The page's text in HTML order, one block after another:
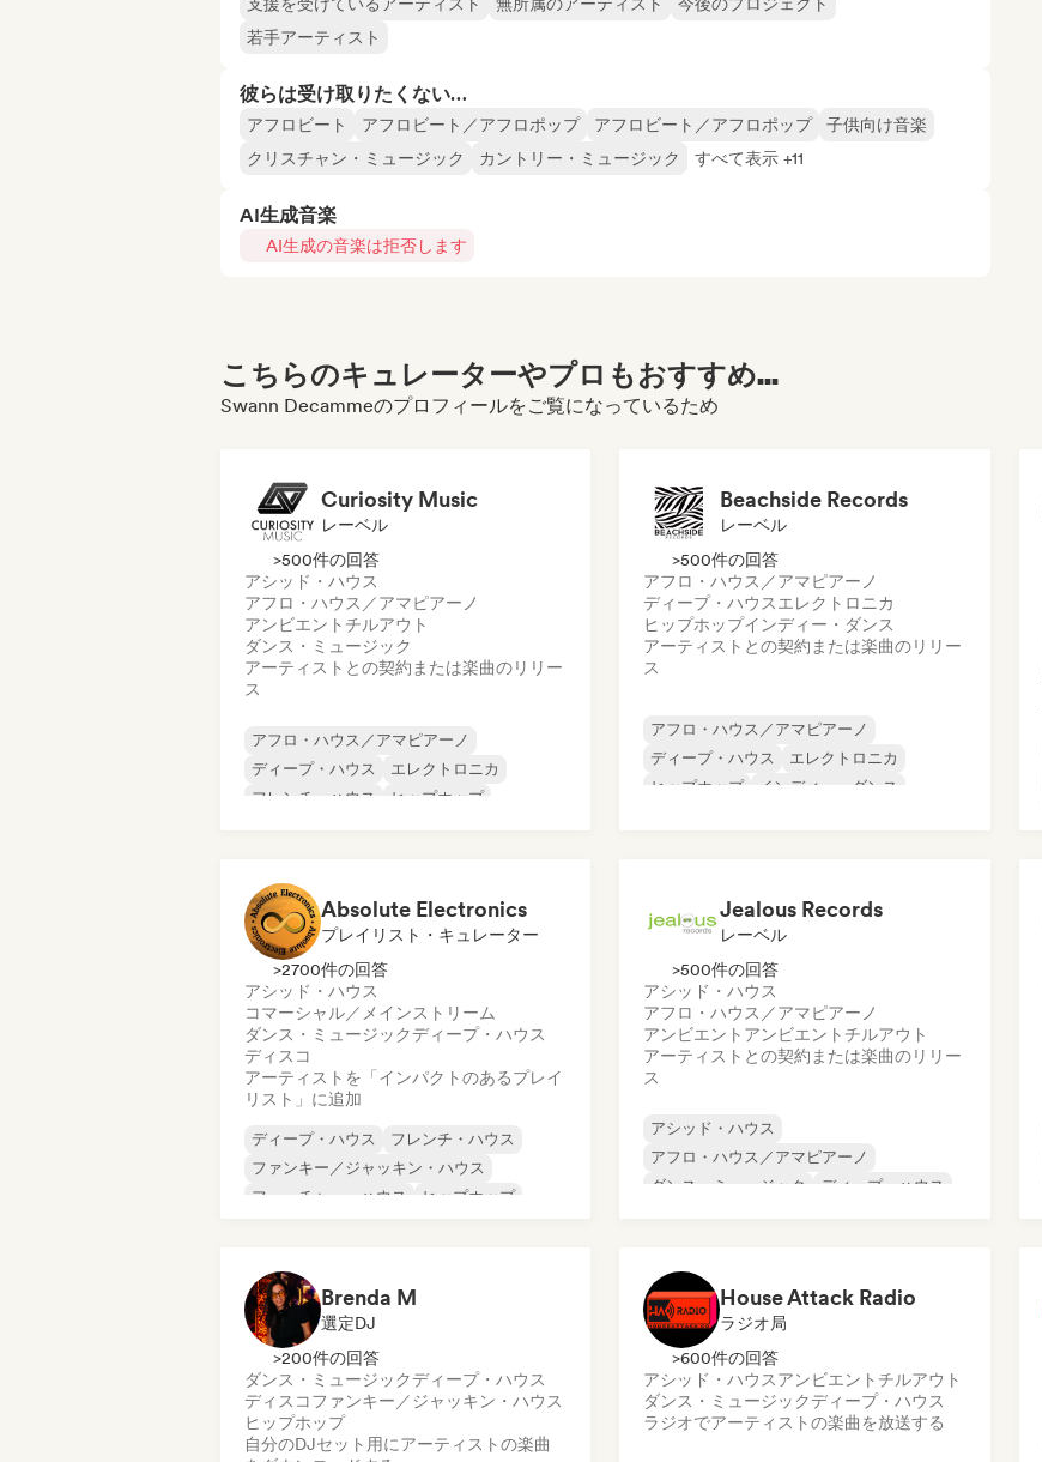
若手アーティスト
彼らは受け取りたくない…
アフロビート アフロビート／アフロポップ アフロビート／アフロポップ
子供向け音楽
クリスチャン・ミュージック
カントリー・ミュージック すべて表示 +11
AI生成音楽
AI生成の音楽は拒否します
こちらのキュレーターやプロもおすすめ...
Swann Decammeのプロフィールをご覧になっているため
Curiosity Music
レーベル
>500件の回答
アシッド・ハウス
アフロ・ハウス／アマピアーノ
アンビエント チルアウト
ダンス・ミュージック
アーティストとの契約または楽曲のリリー
ス
アフロ・ハウス／アマピアーノ
ディープ・ハウス
エレクトロニカ
フレンチ・ハウス
ヒップホップ
オルガニック・ハウス／ダウンテンポ
Beachside Records
レーベル
>500件の回答
アフロ・ハウス／アマピアーノ
ディープ・ハウスエレクトロニカ
ヒップホップインディー・ダンス
アーティストとの契約または楽曲のリリー
ス
アフロ・ハウス／アマピアーノ
ディープ・ハウス
エレクトロニカ
ヒップホップ
インディー・ダンス
Absolute Electronics
プレイリスト・キュレーター
>2700件の回答
アシッド・ハウス
コマーシャル／メインストリーム
ダンス・ミュージックディープ・ハウス
ディスコ
アーティストを「インパクトのあるプレイ
リスト」に追加
ディープ・ハウス
フレンチ・ハウス
ファンキー／ジャッキン・ハウス
フューチャー・ハウス
ヒップホップ
オルガニック・ハウス／ダウンテンポ
Jealous Records
レーベル
>500件の回答
アシッド・ハウス
アフロ・ハウス／アマピアーノ
アンビエント アンビエント チルアウト
アーティストとの契約または楽曲のリリー
ス
アシッド・ハウス
アフロ・ハウス／アマピアーノ
ダンス・ミュージック
ディープ・ハウス
テックハウス
Brenda M
選定DJ
>200件の回答
ダンス・ミュージックディープ・ハウス
ディスコファンキー／ジャッキン・ハウス
ヒップホップ
自分のDJセット用にアーティストの楽曲
House Attack Radio
ラジオ局
>600件の回答
アシッド・ハウスアンビエント チルアウト
ダンス・ミュージックディープ・ハウス
ラジオでアーティストの楽曲を放送する